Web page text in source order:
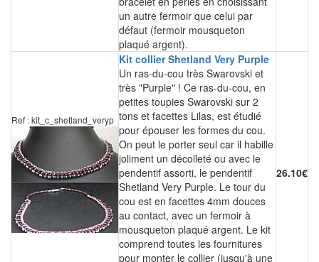
un autre fermoir que celui par
défaut (fermoir mousqueton
plaqué argent).
Ref : kit_c_shetland_veryp
Kit collier Shetland Very Purple
Un ras-du-cou très Swarovski et
très "Purple" ! Ce ras-du-cou, en
petites toupies Swarovski sur 2
tons et facettes Lilas, est étudié
pour épouser les formes du cou.
On peut le porter seul car il habille
joliment un décolleté ou avec le
pendentif assorti, le pendentif
Shetland Very Purple. Le tour du
cou est en facettes 4mm douces
au contact, avec un fermoir à
mousqueton plaqué argent. Le kit
comprend toutes les fournitures
pour monter le collier (jusqu'à une
26.10€